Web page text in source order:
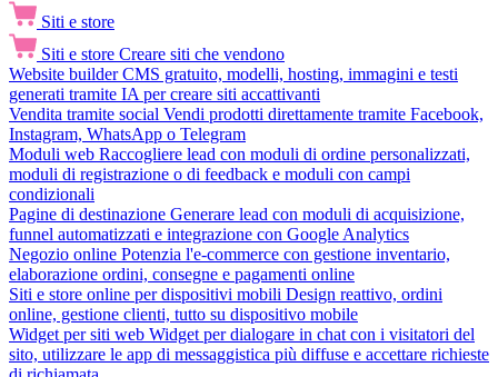
Siti e store
Siti e store Creare siti che vendono
Website builder CMS gratuito, modelli, hosting, immagini e testi
generati tramite IA per creare siti accattivanti
Vendita tramite social Vendi prodotti direttamente tramite Facebook,
Instagram, WhatsApp o Telegram
Moduli web Raccogliere lead con moduli di ordine personalizzati,
moduli di registrazione o di feedback e moduli con campi
condizionali
Pagine di destinazione Generare lead con moduli di acquisizione,
funnel automatizzati e integrazione con Google Analytics
Negozio online Potenzia l'e-commerce con gestione inventario,
elaborazione ordini, consegne e pagamenti online
Siti e store online per dispositivi mobili Design reattivo, ordini
online, gestione clienti, tutto su dispositivo mobile
Widget per siti web Widget per dialogare in chat con i visitatori del
sito, utilizzare le app di messaggistica più diffuse e accettare richieste